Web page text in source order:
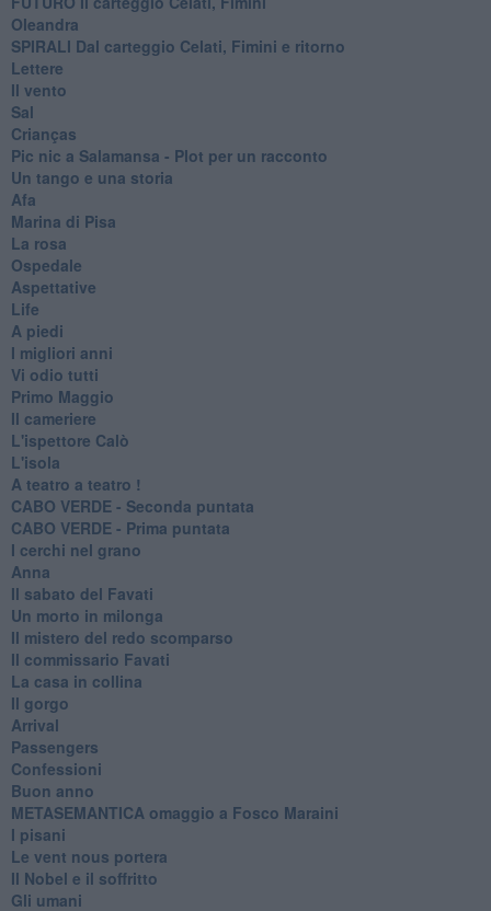
Oleandra
SPIRALI Dal carteggio Celati, Fimini e ritorno
Lettere
Il vento
Sal
Crianças
Pic nic a Salamansa - Plot per un racconto
Un tango e una storia
Afa
Marina di Pisa
La rosa
Ospedale
Aspettative
Life
A piedi
I migliori anni
Vi odio tutti
Primo Maggio
Il cameriere
L'ispettore Calò
L'isola
A teatro a teatro !
CABO VERDE - Seconda puntata
CABO VERDE - Prima puntata
I cerchi nel grano
Anna
Il sabato del Favati
Un morto in milonga
Il mistero del redo scomparso
Il commissario Favati
La casa in collina
Il gorgo
Arrival
Passengers
Confessioni
Buon anno
METASEMANTICA omaggio a Fosco Maraini
I pisani
Le vent nous portera
Il Nobel e il soffritto
Gli umani